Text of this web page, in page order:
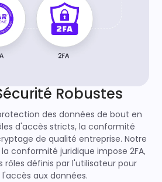
Robustes
des données de bout en
d'accès stricts, la conformité
de qualité entreprise. Notre
conformité juridique impose 2FA,
rôles définis par l'utilisateur pour
aux données.